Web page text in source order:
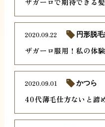
ザガーロ服用！私の体
2020.09.22 円形脱
40代薄毛仕方ないと諦
2020.09.01 かつら